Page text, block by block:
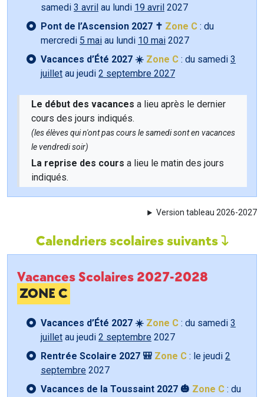
samedi 3 avril au lundi 19 avril 2027
Pont de l’Ascension 2027 ✝️ Zone C : du
mercredi 5 mai au lundi 10 mai 2027
Vacances d’Été 2027 ☀️ Zone C : du samedi 3
juillet au jeudi 2 septembre 2027
Le début des vacances a lieu après le dernier
cours des jours indiqués.
(les élèves qui n'ont pas cours le samedi sont en vacances
le vendredi soir)
La reprise des cours a lieu le matin des jours
indiqués.
Version tableau 2026-2027
Calendriers scolaires suivants
Vacances Scolaires 2027-2028
ZONE C
Vacances d’Été 2027 ☀️ Zone C : du samedi 3
juillet au jeudi 2 septembre 2027
Rentrée Scolaire 2027 🎒 Zone C : le jeudi 2
septembre 2027
Vacances de la Toussaint 2027 🎃 Zone C : du